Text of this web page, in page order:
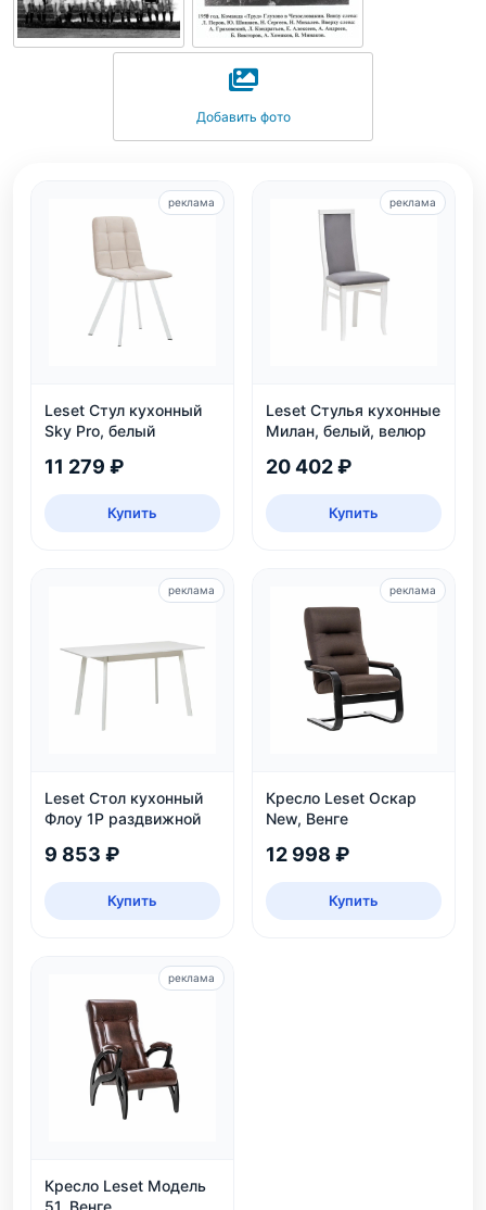
Добавить фото
Leset Стул кухонный
Sky Pro, белый
11 279 ₽
Купить
реклама
Leset Стулья кухонные
Милан, белый, велюр
20 402 ₽
Купить
реклама
Leset Стол кухонный
Флоу 1Р раздвижной
9 853 ₽
Купить
реклама
Кресло Leset Оскар
New, Венге
12 998 ₽
Купить
реклама
Кресло Leset Модель
реклама